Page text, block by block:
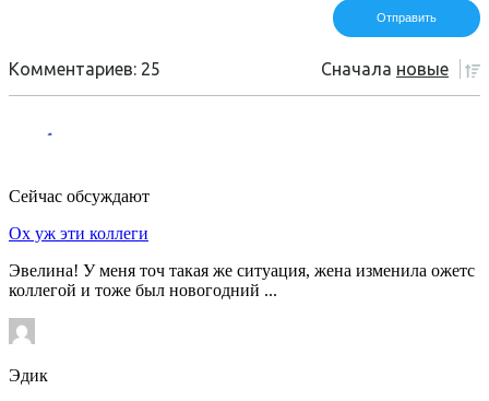
Комментариев: 25 Сначала новые
Сейчас обсуждают
Ох уж эти коллеги
Эвелина! У меня точ такая же ситуация, жена изменила ожетс
коллегой и тоже был новогодний ...
Эдик